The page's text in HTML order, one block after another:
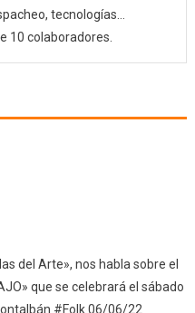
tecnologías…
10 colaboradores.
del Arte», nos habla sobre el
que se celebrará el sábado
#Folk 06/06/22